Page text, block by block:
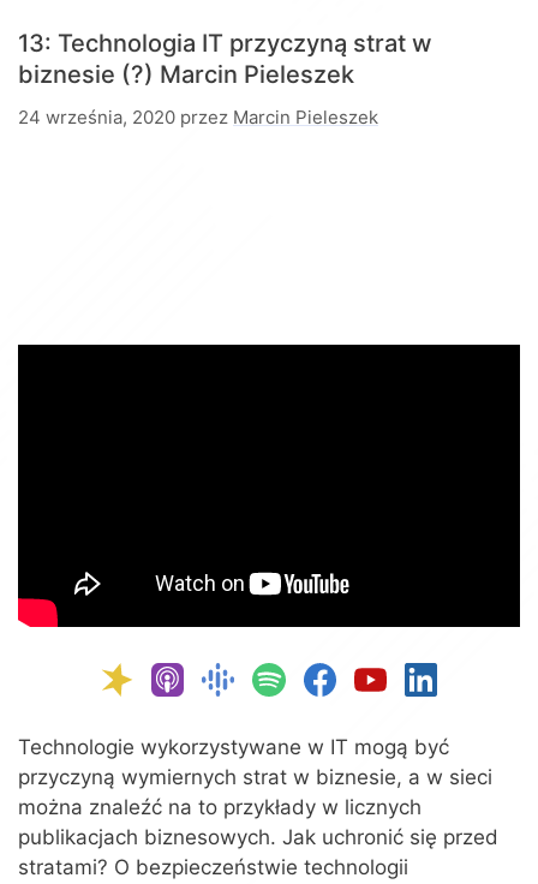
13: Technologia IT przyczyną strat w
biznesie (?) Marcin Pieleszek
24 września, 2020 przez Marcin Pieleszek
Technologie wykorzystywane w IT mogą być
przyczyną wymiernych strat w biznesie, a w sieci
można znaleźć na to przykłady w licznych
publikacjach biznesowych. Jak uchronić się przed
stratami? O bezpieczeństwie technologii